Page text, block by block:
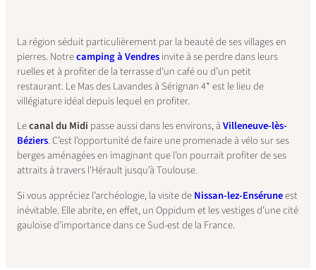
La région séduit particulièrement par la beauté de ses villages en
pierres. Notrecamping à Vendresinvite à se perdre dans leurs
ruelles et à profiter de la terrasse d’un café ou d’un petit
restaurant. Le Mas des Lavandes à Sérignan 4* est le lieu de
villégiature idéal depuis lequel en profiter.
Lecanal du Midi passe aussi dans les environs, àVilleneuve-lès-
Béziers. C’est l’opportunité de faire une promenade à vélo sur ses
berges aménagées en imaginant que l’on pourrait profiter de ses
attraits à travers l’Hérault jusqu’à Toulouse.
Si vous appréciez l’archéologie, la visite deNissan-lez-Enséruneest
inévitable. Elle abrite, en effet, un Oppidum et les vestiges d’une cité
gauloise d’importance dans ce Sud-est de la France.